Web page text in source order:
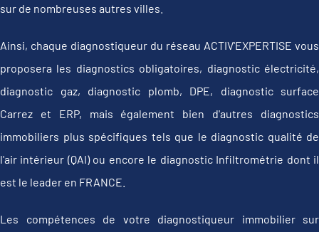
sur de nombreuses autres villes.
Ainsi, chaque diagnostiqueur du réseau ACTIV'EXPERTISE vous
proposera les diagnostics obligatoires, diagnostic électricité,
diagnostic gaz, diagnostic plomb, DPE, diagnostic surface
Carrez et ERP, mais également bien d'autres diagnostics
immobiliers plus spécifiques tels que le diagnostic qualité de
l'air intérieur (QAI) ou encore le diagnostic Infiltrométrie dont il
est le leader en FRANCE.
Les compétences de votre diagnostiqueur immobilier sur